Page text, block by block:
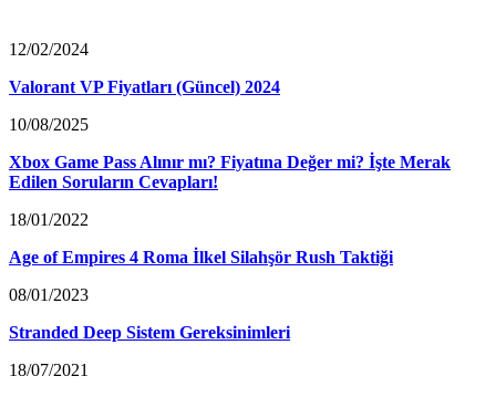
12/02/2024
Valorant VP Fiyatları (Güncel) 2024
10/08/2025
Xbox Game Pass Alınır mı? Fiyatına Değer mi? İşte Merak
Edilen Soruların Cevapları!
18/01/2022
Age of Empires 4 Roma İlkel Silahşör Rush Taktiği
08/01/2023
Stranded Deep Sistem Gereksinimleri
18/07/2021